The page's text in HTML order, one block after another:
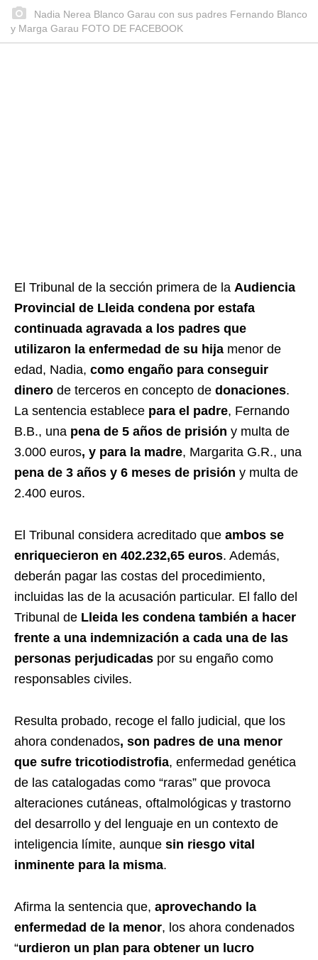
Nadia Nerea Blanco Garau con sus padres Fernando Blanco
y Marga Garau FOTO DE FACEBOOK
El Tribunal de la sección primera de la Audiencia
Provincial de Lleida condena por estafa
continuada agravada a los padres que
utilizaron la enfermedad de su hija menor de
edad, Nadia, como engaño para conseguir
dinero de terceros en concepto de donaciones.
La sentencia establece para el padre, Fernando
B.B., una pena de 5 años de prisión y multa de
3.000 euros, y para la madre, Margarita G.R., una
pena de 3 años y 6 meses de prisión y multa de
2.400 euros.
El Tribunal considera acreditado que ambos se
enriquecieron en 402.232,65 euros. Además,
deberán pagar las costas del procedimiento,
incluidas las de la acusación particular. El fallo del
Tribunal de Lleida les condena también a hacer
frente a una indemnización a cada una de las
personas perjudicadas por su engaño como
responsables civiles.
Resulta probado, recoge el fallo judicial, que los
ahora condenados, son padres de una menor
que sufre tricotiodistrofia, enfermedad genética
de las catalogadas como “raras” que provoca
alteraciones cutáneas, oftalmológicas y trastorno
del desarrollo y del lenguaje en un contexto de
inteligencia límite, aunque sin riesgo vital
inminente para la misma.
Afirma la sentencia que, aprovechando la
enfermedad de la menor, los ahora condenados
“urdieron un plan para obtener un lucro